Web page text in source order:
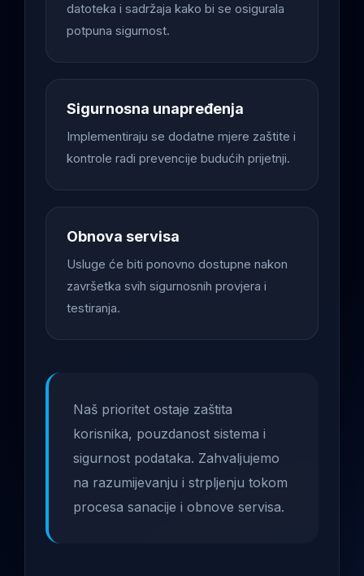
datoteka i sadržaja kako bi se osigurala
potpuna sigurnost.
Sigurnosna unapređenja
Implementiraju se dodatne mjere zaštite i
kontrole radi prevencije budućih prijetnji.
Obnova servisa
Usluge će biti ponovno dostupne nakon
završetka svih sigurnosnih provjera i
testiranja.
Naš prioritet ostaje zaštita
korisnika, pouzdanost sistema i
sigurnost podataka. Zahvaljujemo
na razumijevanju i strpljenju tokom
procesa sanacije i obnove servisa.